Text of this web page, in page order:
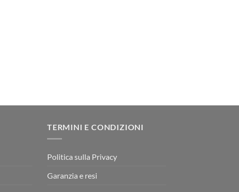
TERMINI E CONDIZIONI
Politica sulla Privacy
Garanzia e resi